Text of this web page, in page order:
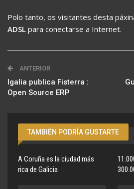
Polo tanto, os visitantes desta
ADSL para conectarse a Internet.
ANTERIOR
Igalia publica Fisterra :
Open Source ERP
TAMBIÉN PODRÍA GUSTARTE
A Coruña es la ciudad más
rica de Galicia